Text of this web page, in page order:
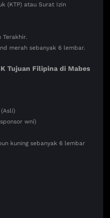
(KTP) atau Surat Izin
Terakhir.
merah sebanyak 6 lembar.
Tujuan Filipina di Mabes
wni)
kuning sebanyak 6 lembar